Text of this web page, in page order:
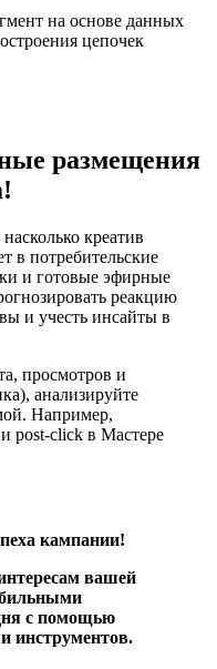
на основе данных
цепочек
размещения
креатив
в потребительские
и готовые эфирные
реакцию
и учесть инсайты в
просмотров и
анализируйте
Например,
post-click в Мастере
кампании!
вашей
с помощью
инструментов.